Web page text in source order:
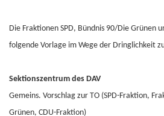
Die Fraktionen SPD, Bündnis 90/Die Grünen
folgende Vorlage im Wege der Dringlichkeit
Sektionszentrum des DAV
Gemeins. Vorschlag zur TO (SPD-Fraktion,
Grünen, CDU-Fraktion)